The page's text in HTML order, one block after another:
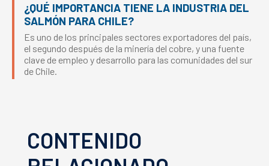
¿QUÉ IMPORTANCIA TIENE LA INDUSTRIA DEL
SALMÓN PARA CHILE?
Es uno de los principales sectores exportadores del país,
el segundo después de la minería del cobre, y una fuente
clave de empleo y desarrollo para las comunidades del sur
de Chile.
CONTENIDO